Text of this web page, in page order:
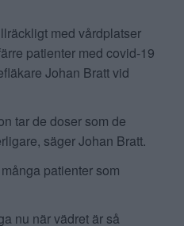
med vårdplatser
patienter med covid-19
Johan Bratt vid
tar de doser som de
säger Johan Bratt.
patienter som
nu när vädret är så